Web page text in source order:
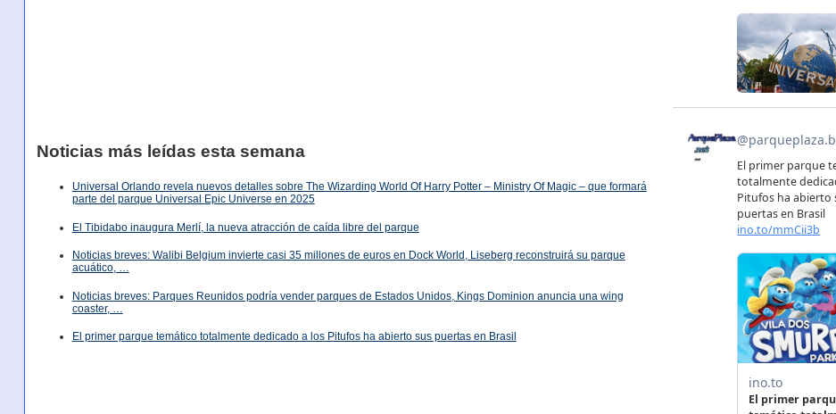
Noticias más leídas esta semana
Universal Orlando revela nuevos detalles sobre The Wizarding World Of Harry Potter – Ministry Of Magic – que formará
parte del parque Universal Epic Universe en 2025
El Tibidabo inaugura Merlí, la nueva atracción de caída libre del parque
Noticias breves: Walibi Belgium invierte casi 35 millones de euros en Dock World, Liseberg reconstruirá su parque
acuático, …
Noticias breves: Parques Reunidos podría vender parques de Estados Unidos, Kings Dominion anuncia una wing
coaster, …
El primer parque temático totalmente dedicado a los Pitufos ha abierto sus puertas en Brasil